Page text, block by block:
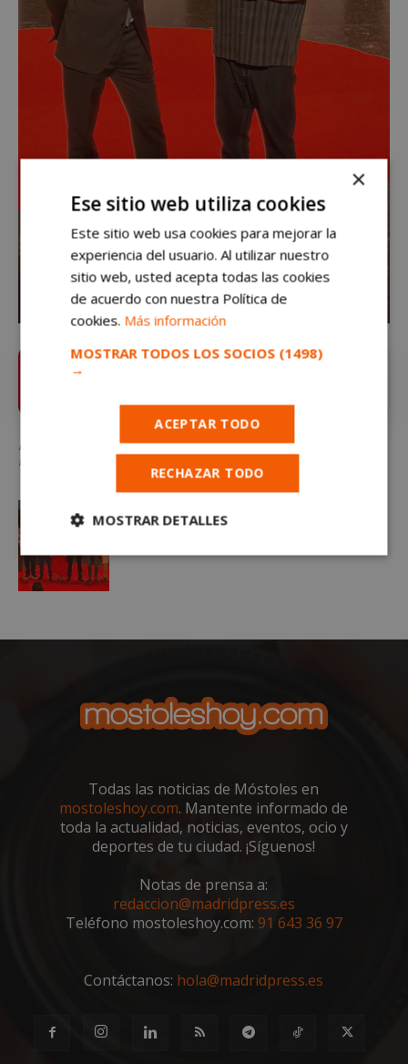
mostoleshoy.com en Google News ⭐
El Monaguillo es el maestro de ceremonias de unos Premios Ciudad de
Móstoles que ya tienen ganadores
Todas las noticias de Móstoles en
mostoleshoy.com. Mantente informado de
toda la actualidad, noticias, eventos, ocio y
deportes de tu ciudad. ¡Síguenos!
Notas de prensa a:
redaccion@madridpress.es
Teléfono mostoleshoy.com: 91 643 36 97
Contáctanos: hola@madridpress.es
×
Ese sitio web utiliza cookies
Este sitio web usa cookies para mejorar la
experiencia del usuario. Al utilizar nuestro
sitio web, usted acepta todas las cookies
de acuerdo con nuestra Política de
cookies. Más información
MOSTRAR TODOS LOS SOCIOS (1498)
→
ACEPTAR TODO
RECHAZAR TODO
MOSTRAR DETALLES
Cookies
estrictamente
necesarias
Cookies de
Cookies de rendimiento
Cookies de preferencias
Cookies no clasificadas
inicio de sesión de usuario y la gestión de cuentas.